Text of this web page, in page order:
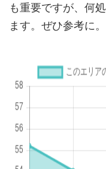
も重要ですが、何
ます。ぜひ参考に。